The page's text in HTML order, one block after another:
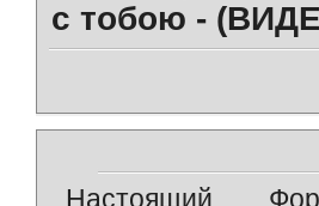
с тобою -
Настоящий